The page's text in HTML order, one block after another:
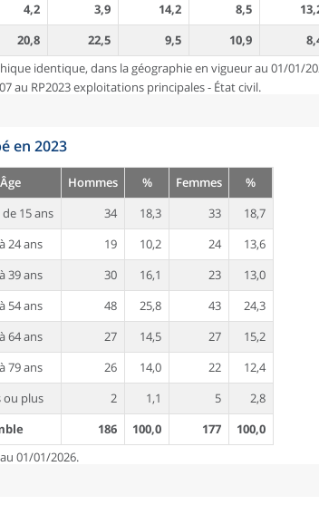
4,2 3,9 14,2 8,5
20,8 22,5 9,5 10,9
identique, dans la géographie en vigueur au 01/01/
au RP2023 exploitations principales - État civil.
en 2023
Âge Hommes % Femmes
%
15 ans
34 18,3 33
18,7
24 ans
19 10,2 24
13,6
39 ans
30 16,1 23
13,0
54 ans
48 25,8 43
24,3
64 ans
27 14,5 27
15,2
79 ans
26 14,0 22
12,4
ou plus
2 1,1 5
2,8
186 100,0 177
100,0
01/01/2026.